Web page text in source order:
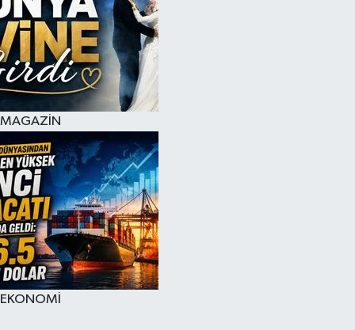
MAGAZİN
EKONOMİ